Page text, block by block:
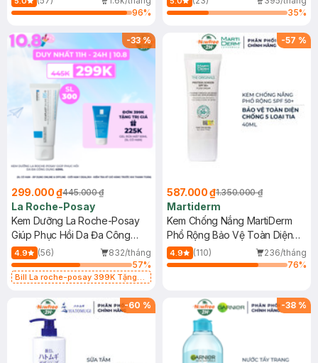
96%
35%
-33%
299.000 ₫445.000 ₫
La Roche-Posay
Kem Dưỡng La Roche-Posay
Giúp Phục Hồi Da Đa Công
Dụng 40ml
4.9 (56)
832/tháng
57%
Bill La roche-posay 399K Tặng
(SL có hạn)
-57 %
587.000 ₫1.350.000 ₫
Martiderm
Kem Chống Nắng MartiDerm
Phổ Rộng Bảo Vệ Toàn Diện
40ml
4.9 (110)
236/tháng
76%
-60 % -38 %